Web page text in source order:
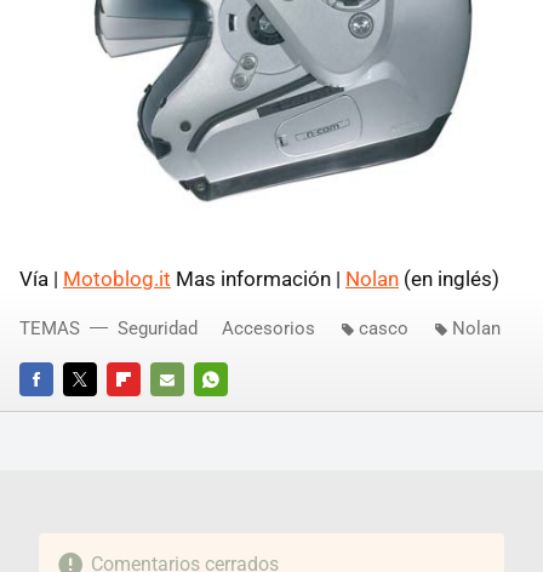
Vía | Motoblog.it Mas información | Nolan (en inglés)
FACEBOOKTWITTERFLIPBOARD
E-
WHATSAPP
TEMAS Seguridad Accesorios casco Nolan
Comentarios cerrados